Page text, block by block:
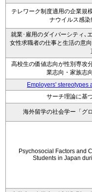
テレワーク制度適用の企業規
ナウイルス感
就業･雇用のダイバーシティ､
女性求職者の仕事と生活の意
高校生の価値志向が性別専攻
業志向・家族志
Employers' stereotypes
サーチ理論に基
海外留学の社会学ー「グ
Psychosocial Factors and
Students in Japan